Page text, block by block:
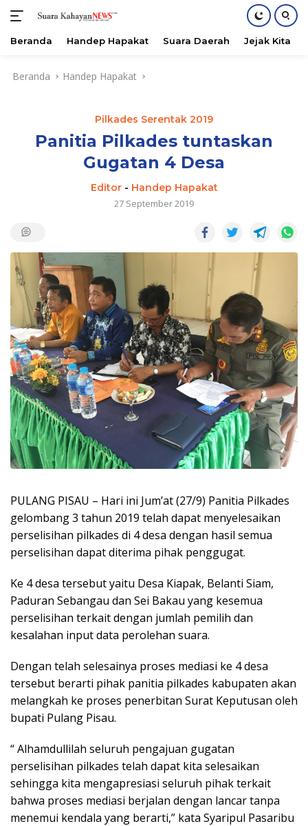
Beranda Handep Hapakat Suara Daerah Jejak Kita
Beranda Handep Hapakat
Pilkades Serentak 2019
Panitia Pilkades tuntaskan
Gugatan 4 Desa
Editor- Handep Hapakat
27 September 2019
PULANG PISAU – Hari ini Jum’at (27/9) Panitia Pilkades
gelombang 3 tahun 2019 telah dapat menyelesaikan
perselisihan pilkades di 4 desa dengan hasil semua
perselisihan dapat diterima pihak penggugat.
Ke 4 desa tersebut yaitu Desa Kiapak, Belanti Siam,
Paduran Sebangau dan Sei Bakau yang kesemua
perselisihan terkait dengan jumlah pemilih dan
kesalahan input data perolehan suara.
Dengan telah selesainya proses mediasi ke 4 desa
tersebut berarti pihak panitia pilkades kabupaten akan
melangkah ke proses penerbitan Surat Keputusan oleh
bupati Pulang Pisau.
“ Alhamdullilah seluruh pengajuan gugatan
perselisihan pilkades telah dapat kita selesaikan
sehingga kita mengapresiasi seluruh pihak terkait
bahwa proses mediasi berjalan dengan lancar tanpa
menemui kendala yang berarti,” kata Syaripul Pasaribu